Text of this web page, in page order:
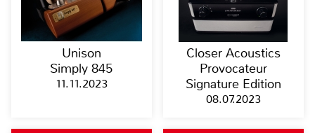
Unison
Simply 845
11.11.2023
Closer Acoustics
Provocateur
Signature Edition
08.07.2023